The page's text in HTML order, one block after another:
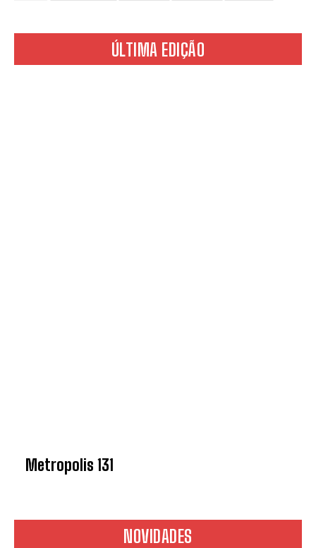
ÚLTIMA EDIÇÃO
Metropolis 131
NOVIDADES